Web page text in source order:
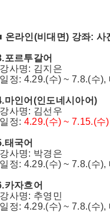
온라인(비대면) 강좌:
포르투갈어
강사명: 김지은
일정: 4.29.(수) ~ 7.8.(수
마인어(인도네시아어)
강사명: 김선우
일정: 4.29.(수) ~ 7.15.(
태국어
강사명: 박경은
일정: 4.29.(수) ~ 7.8.(수
카자흐어
강사명: 추영민
일정: 4.29.(수) ~ 7.8.(수